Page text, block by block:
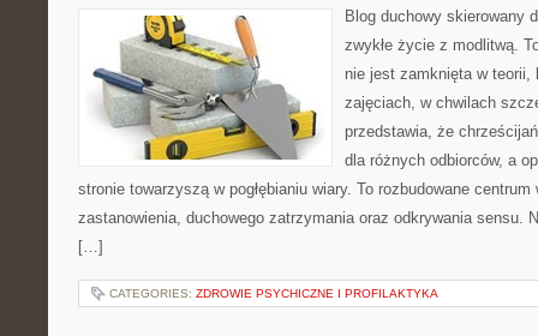
Blog duchowy skierowany
zwykłe życie z modlitwą.
nie jest zamknięta w teorii,
zajęciach, w chwilach
przedstawia, że
dla różnych odbiorców, a
stronie towarzyszą w pogłębianiu wiary. To rozbudowane
zastanowienia, duchowego zatrzymania oraz odkrywania sensu.
[…]
CATEGORIES: ZDROWIE PSYCHICZNE I PROFILAKTYKA